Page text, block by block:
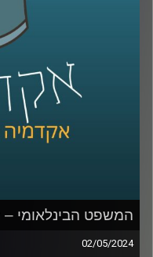
אז איתנו כאן בפרק של
לכלכלה בבית הספר
קרדיט תמונות:
המשפט הבינלאומי
02/05/2024